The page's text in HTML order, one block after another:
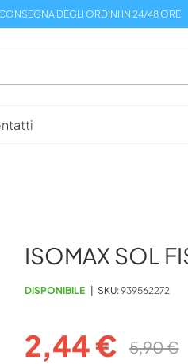
DEGLI ORDINI IN 24/48 ORE
ISOMAX SOL
DISPONIBILE SKU 939562272
2,44 € 5,90 €